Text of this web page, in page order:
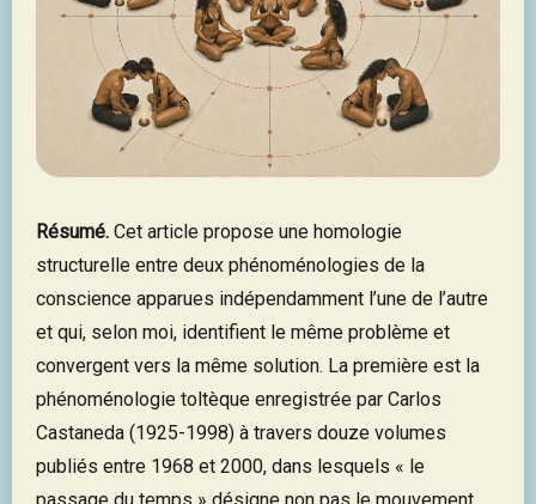
Résumé. Cet article propose une homologie
structurelle entre deux phénoménologies de la
conscience apparues indépendamment l’une de l’autre
et qui, selon moi, identifient le même problème et
convergent vers la même solution. La première est la
phénoménologie toltèque enregistrée par Carlos
Castaneda (1925-1998) à travers douze volumes
publiés entre 1968 et 2000, dans lesquels « le
passage du temps » désigne non pas le mouvement